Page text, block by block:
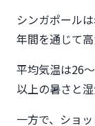
シンガポール
年間を通じて
平均気温は26
以上の暑さと
一方で、ショ